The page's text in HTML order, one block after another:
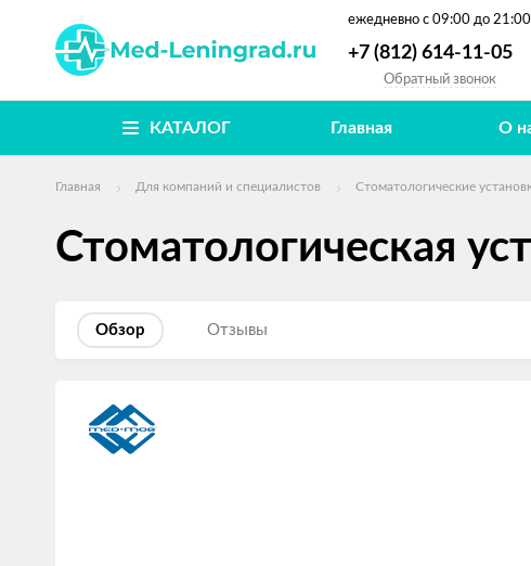
ежедневно с 09:00 до 21:00
+7 (812) 614-11-05
Обратный звонок
КАТАЛОГ Главная О
Главная Для компаний и специалистов Стоматологические
Стоматологическая
Обзор Отзывы